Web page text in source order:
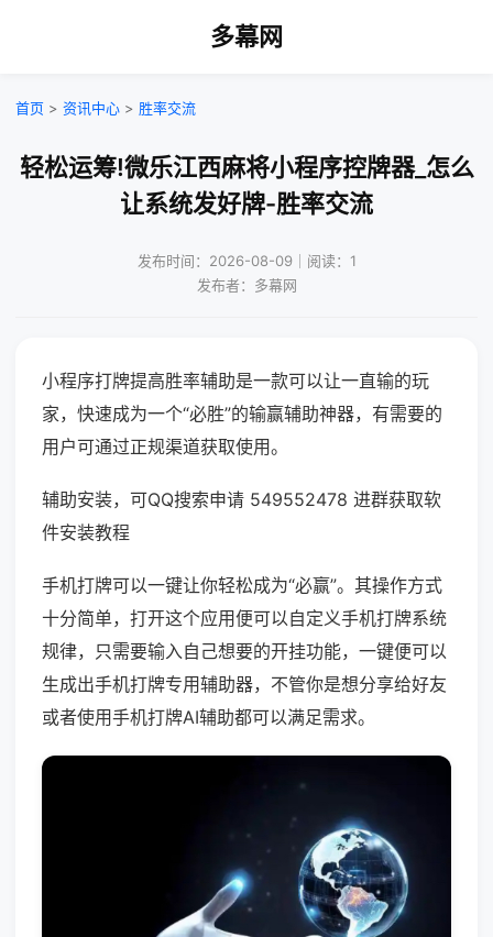
多幕网
首页 > 资讯中心 > 胜率交流
轻松运筹!微乐江西麻将小程序控牌器_怎么
让系统发好牌-胜率交流
发布时间：2026-08-09｜阅读：1
发布者：多幕网
小程序打牌提高胜率辅助是一款可以让一直输的玩
家，快速成为一个“必胜”的输赢辅助神器，有需要的
用户可通过正规渠道获取使用。
辅助安装，可QQ搜索申请 549552478 进群获取软
件安装教程
手机打牌可以一键让你轻松成为“必赢”。其操作方式
十分简单，打开这个应用便可以自定义手机打牌系统
规律，只需要输入自己想要的开挂功能，一键便可以
生成出手机打牌专用辅助器，不管你是想分享给好友
或者使用手机打牌AI辅助都可以满足需求。